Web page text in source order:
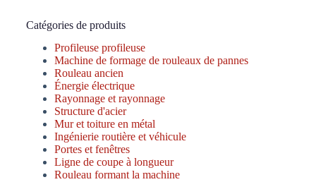
Catégories de produits
Profileuse profileuse
Machine de formage de rouleaux de pannes
Rouleau ancien
Énergie électrique
Rayonnage et rayonnage
Structure d'acier
Mur et toiture en métal
Ingénierie routière et véhicule
Portes et fenêtres
Ligne de coupe à longueur
Rouleau formant la machine